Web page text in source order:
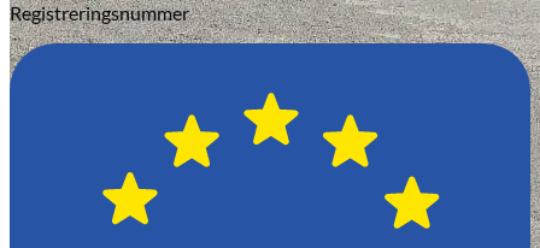
Registreringsnummer